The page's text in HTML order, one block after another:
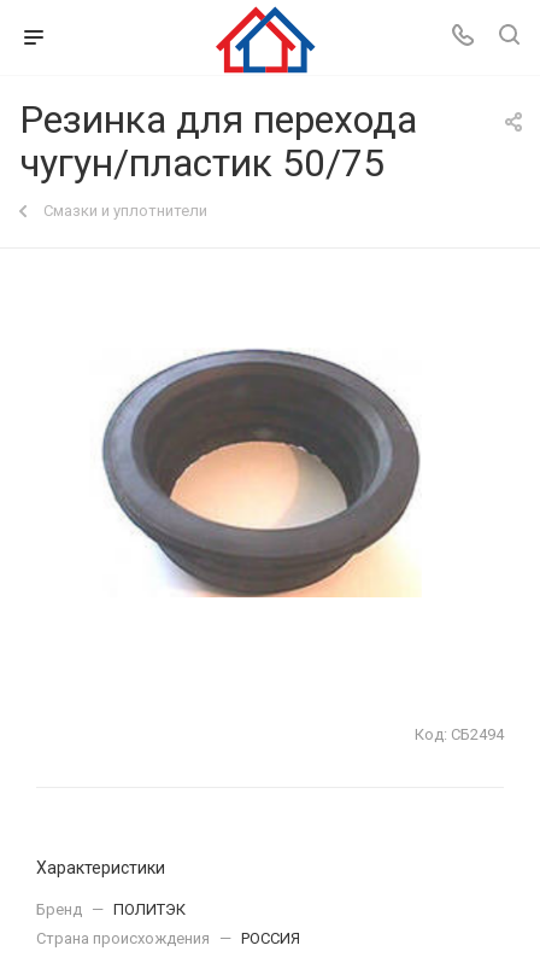
Резинка для перехода
чугун/пластик 50/75
Смазки и уплотнители
Код: СБ2494
Характеристики
Бренд — ПОЛИТЭК
Страна происхождения
— РОССИЯ